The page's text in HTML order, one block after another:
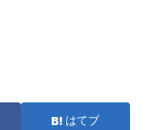
はてブ